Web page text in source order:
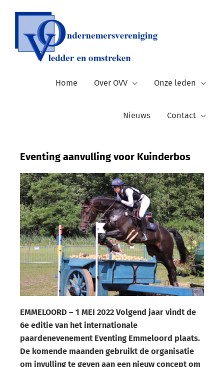
Home Over OVV Onze leden
Nieuws Contact
Eventing aanvulling voor Kuinderbos
EMMELOORD – 1 MEI 2022 Volgend jaar vindt de
6e editie van het internationale
paardenevenement Eventing Emmeloord plaats.
De komende maanden gebruikt de organisatie
om invulling te geven aan een nieuw concept om